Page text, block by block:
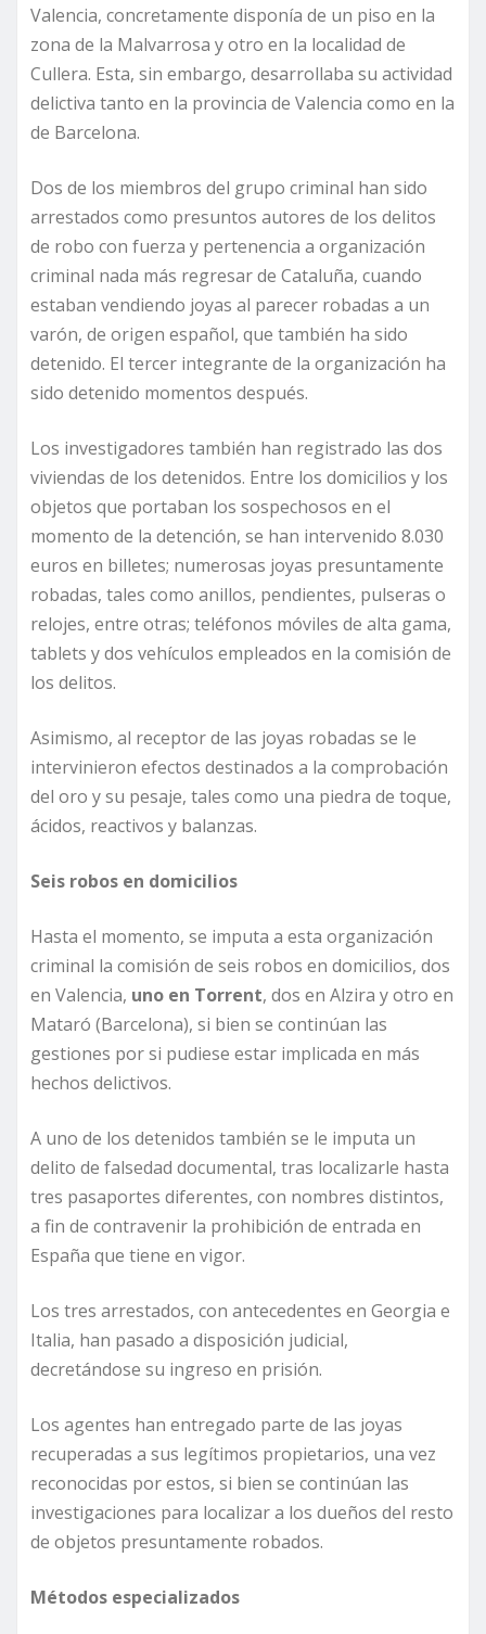
Valencia, concretamente disponía de un piso en la
zona de la Malvarrosa y otro en la localidad de
Cullera. Esta, sin embargo, desarrollaba su actividad
delictiva tanto en la provincia de Valencia como en la
de Barcelona.
Dos de los miembros del grupo criminal han sido
arrestados como presuntos autores de los delitos
de robo con fuerza y pertenencia a organización
criminal nada más regresar de Cataluña, cuando
estaban vendiendo joyas al parecer robadas a un
varón, de origen español, que también ha sido
detenido. El tercer integrante de la organización ha
sido detenido momentos después.
Los investigadores también han registrado las dos
viviendas de los detenidos. Entre los domicilios y los
objetos que portaban los sospechosos en el
momento de la detención, se han intervenido 8.030
euros en billetes; numerosas joyas presuntamente
robadas, tales como anillos, pendientes, pulseras o
relojes, entre otras; teléfonos móviles de alta gama,
tablets y dos vehículos empleados en la comisión de
los delitos.
Asimismo, al receptor de las joyas robadas se le
intervinieron efectos destinados a la comprobación
del oro y su pesaje, tales como una piedra de toque,
ácidos, reactivos y balanzas.
Seis robos en domicilios
Hasta el momento, se imputa a esta organización
criminal la comisión de seis robos en domicilios, dos
en Valencia, uno en Torrent, dos en Alzira y otro en
Mataró (Barcelona), si bien se continúan las
gestiones por si pudiese estar implicada en más
hechos delictivos.
A uno de los detenidos también se le imputa un
delito de falsedad documental, tras localizarle hasta
tres pasaportes diferentes, con nombres distintos,
a fin de contravenir la prohibición de entrada en
España que tiene en vigor.
Los tres arrestados, con antecedentes en Georgia e
Italia, han pasado a disposición judicial,
decretándose su ingreso en prisión.
Los agentes han entregado parte de las joyas
recuperadas a sus legítimos propietarios, una vez
reconocidas por estos, si bien se continúan las
investigaciones para localizar a los dueños del resto
de objetos presuntamente robados.
Métodos especializados